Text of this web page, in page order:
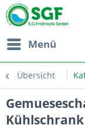
Menü
Übersicht
Kühlschrank